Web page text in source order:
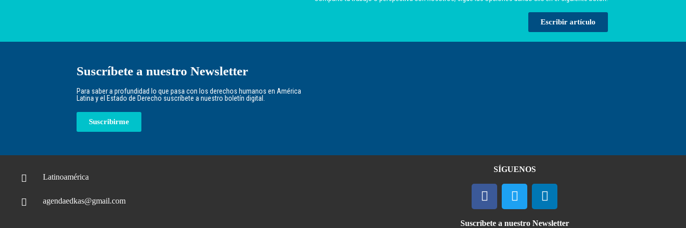
Escribir artículo
Suscríbete a nuestro Newsletter
Para saber a profundidad lo que pasa con los derechos humanos en América
Latina y el Estado de Derecho suscríbete a nuestro boletín digital.
Suscribirme
Latinoamérica
agendaedkas@gmail.com
SÍGUENOS
Suscríbete a nuestro Newsletter